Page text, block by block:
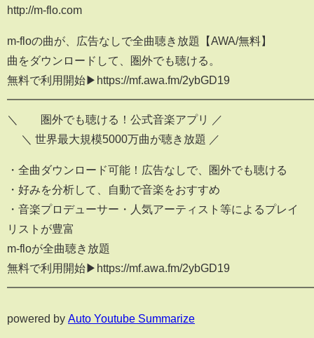
http://m-flo.com
m-floの曲が、広告なしで全曲聴き放題【AWA/無料】
曲をダウンロードして、圏外でも聴ける。
無料で利用開始▶https://mf.awa.fm/2ybGD19
＼ 圏外でも聴ける！公式音楽アプリ ／
＼ 世界最大規模5000万曲が聴き放題 ／
・全曲ダウンロード可能！広告なしで、圏外でも聴ける
・好みを分析して、自動で音楽をおすすめ
・音楽プロデューサー・人気アーティスト等によるプレイ
リストが豊富
m-floが全曲聴き放題
無料で利用開始▶https://mf.awa.fm/2ybGD19
powered by Auto Youtube Summarize